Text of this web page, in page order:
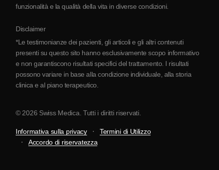
funzionalità e la qualità della vita in diverse condizioni.
Disclaimer
*Le testimonianze dei pazienti, gli articoli e gli altri contenuti
presenti su questo sito hanno esclusivamente scopo informativo
e non garantiscono risultati specifici del trattamento. I risultati
possono variare in base alla condizione individuale, alla storia
clinica e al piano terapeutico.
© 2026 Swiss Medica. Tutti i diritti riservati.
Informativa sulla privacy
Termini di Utilizzo
Accordo di riservatezza